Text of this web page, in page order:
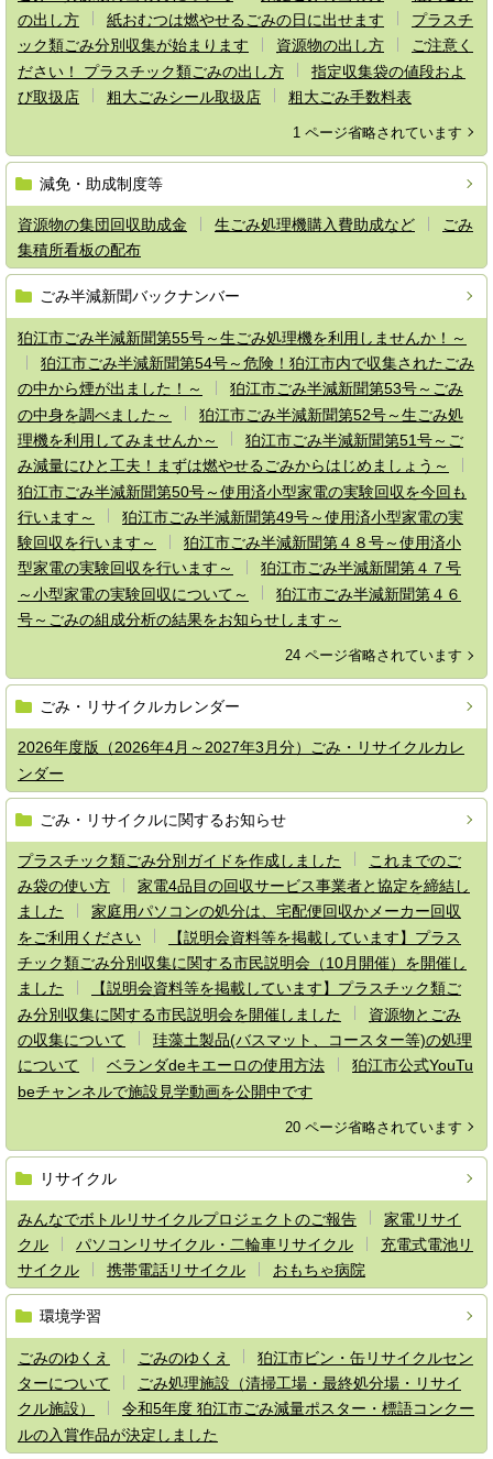
の出し方
紙おむつは燃やせるごみの日に出せます
プラスチ
ック類ごみ分別収集が始まります
資源物の出し方
ご注意く
ださい！ プラスチック類ごみの出し方
指定収集袋の値段およ
び取扱店
粗大ごみシール取扱店 粗大ごみ手数料表
1 ページ省略されています
減免・助成制度等
資源物の集団回収助成金 生ごみ処理機購入費助成など
ごみ
集積所看板の配布
ごみ半減新聞バックナンバー
狛江市ごみ半減新聞第55号～生ごみ処理機を利用しませんか！～
狛江市ごみ半減新聞第54号～危険！狛江市内で収集されたごみ
の中から煙が出ました！～
狛江市ごみ半減新聞第53号～ごみ
の中身を調べました～
狛江市ごみ半減新聞第52号～生ごみ処
理機を利用してみませんか～
狛江市ごみ半減新聞第51号～ご
み減量にひと工夫！まずは燃やせるごみからはじめましょう～
狛江市ごみ半減新聞第50号～使用済小型家電の実験回収を今回も
行います～
狛江市ごみ半減新聞第49号～使用済小型家電の実
験回収を行います～
狛江市ごみ半減新聞第４８号～使用済小
型家電の実験回収を行います～
狛江市ごみ半減新聞第４７号
～小型家電の実験回収について～
狛江市ごみ半減新聞第４６
号～ごみの組成分析の結果をお知らせします～
24 ページ省略されています
ごみ・リサイクルカレンダー
2026年度版（2026年4月～2027年3月分）ごみ・リサイクルカレ
ンダー
ごみ・リサイクルに関するお知らせ
プラスチック類ごみ分別ガイドを作成しました
これまでのご
み袋の使い方
家電4品目の回収サービス事業者と協定を締結し
ました
家庭用パソコンの処分は、宅配便回収かメーカー回収
をご利用ください
【説明会資料等を掲載しています】プラス
チック類ごみ分別収集に関する市民説明会（10月開催）を開催し
ました
【説明会資料等を掲載しています】プラスチック類ご
み分別収集に関する市民説明会を開催しました
資源物とごみ
の収集について
珪藻土製品(バスマット、コースター等)の処理
について
ベランダdeキエーロの使用方法
狛江市公式YouTu
beチャンネルで施設見学動画を公開中です
20 ページ省略されています
リサイクル
みんなでボトルリサイクルプロジェクトのご報告
家電リサイ
クル
パソコンリサイクル・二輪車リサイクル
充電式電池リ
サイクル
携帯電話リサイクル おもちゃ病院
環境学習
ごみのゆくえ ごみのゆくえ
狛江市ビン・缶リサイクルセン
ターについて
ごみ処理施設（清掃工場・最終処分場・リサイ
クル施設）
令和5年度 狛江市ごみ減量ポスター・標語コンクー
ルの入賞作品が決定しました